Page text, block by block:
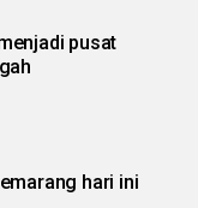
pusat
hari ini